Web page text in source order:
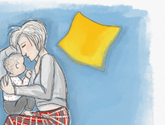
mich
Montagmorgen